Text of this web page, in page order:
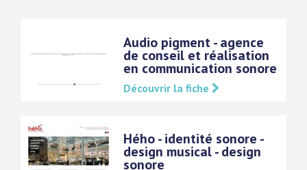
Audio pigment - agence
de conseil et réalisation
en communication sonore
Découvrir la fiche
Hého - identité sonore -
design musical - design
sonore